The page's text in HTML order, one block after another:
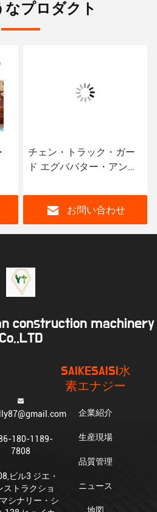
なプロダクト
チェン・トラック・ガー
ド エグババター・アンダ
お問い合わせ
construction machinery
Co,.LTD
180-1189-
7808
ビル3 ジエ・
ストラクショ
シナリー・シ
SAIKESAISI水
素エナジー
企業紹介
生産現場
品質管理
ニュース
地図